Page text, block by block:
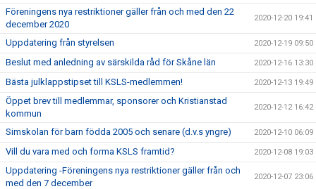
Föreningens nya restriktioner gäller från och med den 22
december 2020
2020-12-20 19:41
Uppdatering från styrelsen 2020-12-19 09:50
Beslut med anledning av särskilda råd för Skåne län 2020-12-16 13:30
Bästa julklappstipset till KSLS-medlemmen! 2020-12-13 19:49
Öppet brev till medlemmar, sponsorer och Kristianstad
kommun
2020-12-12 16:42
Simskolan för barn födda 2005 och senare (d.v.s yngre) 2020-12-10 06:09
Vill du vara med och forma KSLS framtid? 2020-12-08 19:03
Uppdatering -Föreningens nya restriktioner gäller från och
med den 7 december
2020-12-07 23:06